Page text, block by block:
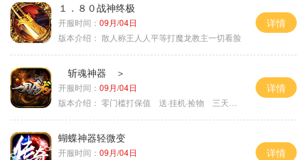
１．８０战神终极
开服时间： 09月/04日
版本介绍： 散人称王人人平等打魔龙教主一切看脸
详情
斩魂神器 ＞
开服时间： 09月/04日
版本介绍： 零门槛打保值 送·挂机·捡物 三天合区＞
详情
蝴蝶神器轻微变
开服时间： 09月/04日
详情